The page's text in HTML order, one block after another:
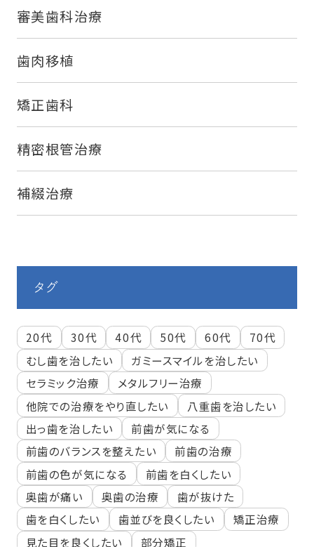
審美歯科治療
歯肉移植
矯正歯科
精密根管治療
補綴治療
タグ
20代 30代 40代 50代 60代
70代
むし歯を治したい
ガミースマイルを治したい
セラミック治療
メタルフリー治療
他院での治療をやり直したい
八重歯を治したい
出っ歯を治したい
前歯が気になる
前歯のバランスを整えたい
前歯の治療
前歯の色が気になる
前歯を白くしたい
奥歯が痛い
奥歯の治療
歯が抜けた
歯を白くしたい
歯並びを良くしたい
矯正治療
見た目を良くしたい
部分矯正